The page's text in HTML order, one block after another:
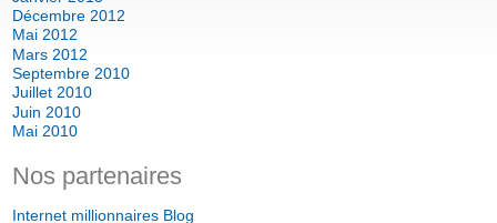
Décembre 2012
Mai 2012
Mars 2012
Septembre 2010
Juillet 2010
Juin 2010
Mai 2010
Nos partenaires
Internet millionnaires Blog